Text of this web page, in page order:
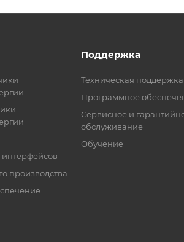
производства
Поддержка
Техническая поддержка
Программное
Сервисное и
обслуживание
Обучение